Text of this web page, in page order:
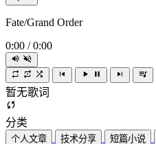
Fate/Grand Order
0:00 / 0:00
暂无歌词
分类
个人文章
技术分享
短篇小说